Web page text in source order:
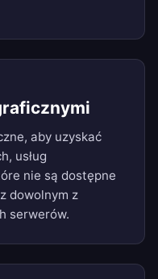
aby uzyskać
usług
nie są dostępne
dowolnym z
serwerów.